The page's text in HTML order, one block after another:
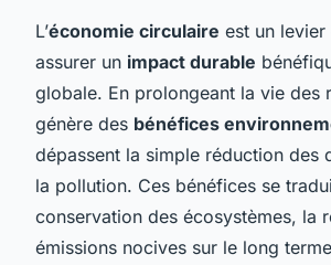
L’économie circulaire est un
assurer un impact durable
globale. En prolongeant la vie des
génère des bénéfices
dépassent la simple réduction des
la pollution. Ces bénéfices se
conservation des écosystèmes, la
émissions nocives sur le long